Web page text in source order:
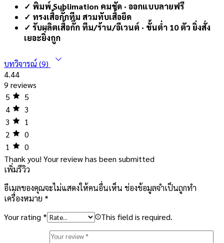
✓ พิมพ์ Sublimation คมชัด · ออกแบบลายฟรี
✓ ทรงเสื้อกั๊กทีม สวมทับเสื้อยืด
✓ รับผลิตเสื้อกั๊ก ทีม/ร้าน/อีเวนต์ · ขั้นต่ำ 10 ตัว ยิ่งสั่ง
เยอะยิ่งถูก
บทวิจารณ์ (9)
4.44
9 reviews
5
5
4
3
3
1
2
0
1
0
Thank you! Your review has been submitted
เพิ่มรีวิว
อีเมลของคุณจะไม่แสดงให้คนอื่นเห็น ช่องข้อมูลจำเป็นถูกทำ
เครื่องหมาย *
Your rating * This field is required.